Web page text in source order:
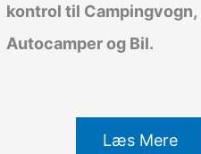
kontrol til Campingvogn,
Autocamper og Bil.
Læs Mere